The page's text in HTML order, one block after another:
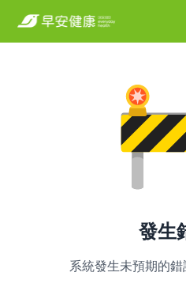
發生
系統發生未預期的錯